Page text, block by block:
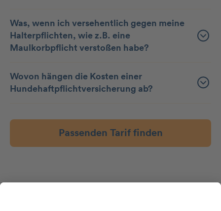
Was, wenn ich versehentlich gegen meine
Halterpflichten, wie z.B. eine
Maulkorbpflicht verstoßen habe?
Wovon hängen die Kosten einer
Hundehaftpflichtversicherung ab?
Passenden Tarif finden